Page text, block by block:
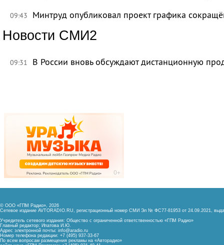
09:43 Минтруд опубликовал проект графика
Новости СМИ2
09:31 В России вновь обсуждают дистанционную
© ООО «ГПМ Радио», 2026
Сетевое издание AVTORADIO.RU, регистрационный номер СМИ Эл № ФС77-81953 от 24.09.2021,
Учредитель сетевого издания: Общество с ограниченной ответственностью «ГПМ Радио»
Главный редактор: Ипатова И.Ю.
Адрес электронной почты: info@aradio.ru
Номер телефона редакции: +7 (495) 937-33-67
По всем вопросам размещения рекламы на «Авторадио»